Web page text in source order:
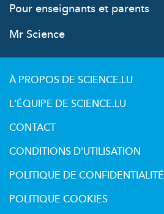
Pour enseignants et parents
Mr Science
À PROPOS DE SCIENCE.LU
L'ÉQUIPE DE SCIENCE.LU
CONTACT
CONDITIONS D'UTILISATION
POLITIQUE DE CONFIDENTIALITÉ
POLITIQUE COOKIES